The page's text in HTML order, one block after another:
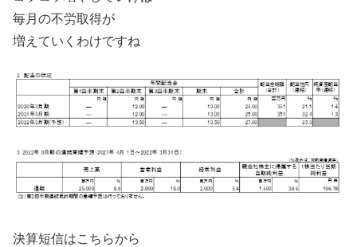
毎月の不労取得が
増えていくわけですね
決算短信はこちらから